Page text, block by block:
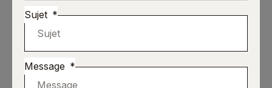
Sujet
Message